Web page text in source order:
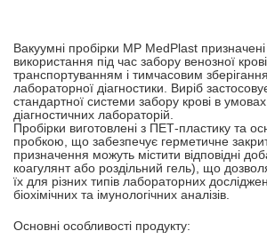
Вакуумні пробірки MP MedPlast
використання під час забору венозної
транспортуванням і тимчасовим
лабораторної діагностики. Виріб
стандартної системи забору крові в умовах
діагностичних лабораторій.
Пробірки виготовлені з ПЕТ-пластику та
пробкою, що забезпечує герметичне
призначення можуть містити відповідні
коагулянт або роздільний гель), що
їх для різних типів лабораторних
біохімічних та імунологічних аналізів.
Основні особливості продукту: